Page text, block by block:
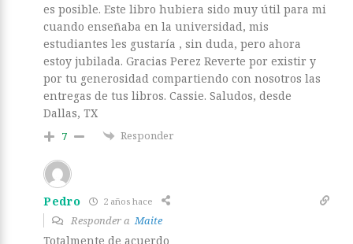
es posible. Este libro hubiera sido muy útil para mi
cuando enseñaba en la universidad, mis
estudiantes les gustaría , sin duda, pero ahora
estoy jubilada. Gracias Perez Reverte por existir y
por tu generosidad compartiendo con nosotros las
entregas de tus libros. Cassie. Saludos, desde
Dallas, TX
7 Responder
Pedro 2 años hace
Responder aMaite
Totalmente de acuerdo